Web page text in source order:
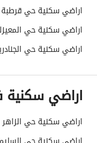
عرض الشارع
رقم المخطط
واجهة العقار
حدود واطوال العقار
اراضي سكنية حي قرطبة
اراضي سكنية حي
اراضي سكنية حي
اراضي
اراضي سكنية حي الزاهر